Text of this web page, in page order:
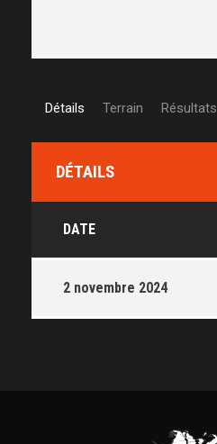
Détails Terrain Résultats
DÉTAILS
DATE
2 novembre 2024